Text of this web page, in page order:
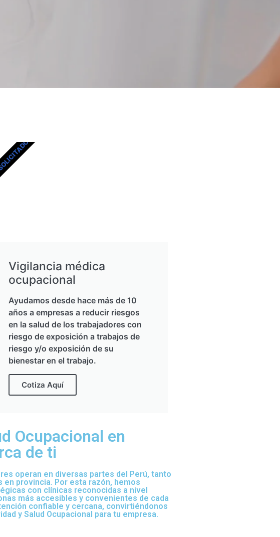
Vigilancia médica
ocupacional
Ayudamos desde hace más de 10
años a empresas a reducir riesgos
en la salud de los trabajadores con
riesgo de exposición a trabajos de
riesgo y/o exposición de su
bienestar en el trabajo.
Cotiza Aquí
Ocupacional en
de ti
operan en diversas partes del Perú, tanto
en provincia. Por esta razón, hemos
con clínicas reconocidas a nivel
más accesibles y convenientes de cada
confiable y cercana, convirtiéndonos
y Salud Ocupacional para tu empresa.